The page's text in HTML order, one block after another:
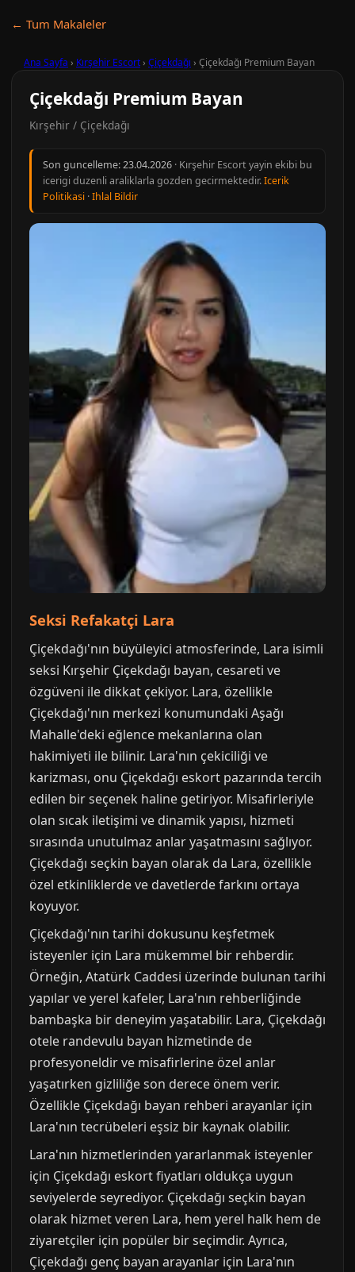
← Tum Makaleler
Ana Sayfa › Kırşehir Escort› Çiçekdağı › Çiçekdağı Premium Bayan
Çiçekdağı Premium Bayan
Kırşehir / Çiçekdağı
Son guncelleme:23.04.2026 · Kırşehir Escort yayin ekibi bu
icerigi duzenli araliklarla gozden gecirmektedir.Icerik
Politikasi ·Ihlal Bildir
Seksi Refakatçi Lara
Çiçekdağı'nın büyüleyici atmosferinde, Lara isimli
seksi Kırşehir Çiçekdağı bayan, cesareti ve
özgüveni ile dikkat çekiyor. Lara, özellikle
Çiçekdağı'nın merkezi konumundaki Aşağı
Mahalle'deki eğlence mekanlarına olan
hakimiyeti ile bilinir. Lara'nın çekiciliği ve
karizması, onu Çiçekdağı eskort pazarında tercih
edilen bir seçenek haline getiriyor. Misafirleriyle
olan sıcak iletişimi ve dinamik yapısı, hizmeti
sırasında unutulmaz anlar yaşatmasını sağlıyor.
Çiçekdağı seçkin bayan olarak da Lara, özellikle
özel etkinliklerde ve davetlerde farkını ortaya
koyuyor.
Çiçekdağı'nın tarihi dokusunu keşfetmek
isteyenler için Lara mükemmel bir rehberdir.
Örneğin, Atatürk Caddesi üzerinde bulunan tarihi
yapılar ve yerel kafeler, Lara'nın rehberliğinde
bambaşka bir deneyim yaşatabilir. Lara, Çiçekdağı
otele randevulu bayan hizmetinde de
profesyoneldir ve misafirlerine özel anlar
yaşatırken gizliliğe son derece önem verir.
Özellikle Çiçekdağı bayan rehberi arayanlar için
Lara'nın tecrübeleri eşsiz bir kaynak olabilir.
Lara'nın hizmetlerinden yararlanmak isteyenler
için Çiçekdağı eskort fiyatları oldukça uygun
seviyelerde seyrediyor. Çiçekdağı seçkin bayan
olarak hizmet veren Lara, hem yerel halk hem de
ziyaretçiler için popüler bir seçimdir. Ayrıca,
Çiçekdağı genç bayan arayanlar için Lara'nın